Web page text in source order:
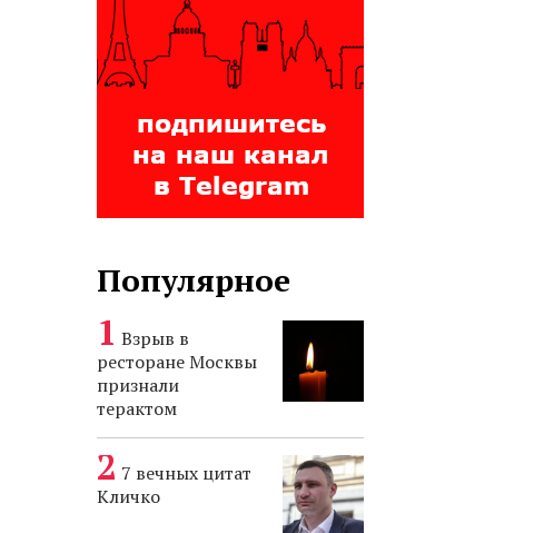
Популярное
Взрыв в
ресторане Москвы
признали
терактом
7 вечных цитат
Кличко